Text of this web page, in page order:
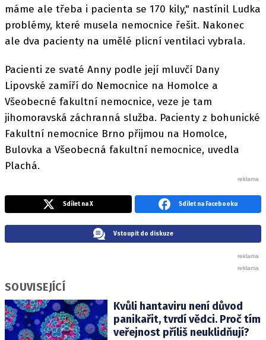
máme ale třeba i pacienta se 170 kily," nastínil Ludka
problémy, které musela nemocnice řešit. Nakonec
ale dva pacienty na umělé plicní ventilaci vybrala.
Pacienti ze svaté Anny podle její mluvčí Dany
Lipovské zamíří do Nemocnice na Homolce a
Všeobecné fakultní nemocnice, veze je tam
jihomoravská záchranná služba. Pacienty z bohunické
Fakultní nemocnice Brno přijmou na Homolce,
Bulovka a Všeobecná fakultní nemocnice, uvedla
Plachá.
Sdílet na X Sdílet na Facebooku
Vstoupit do diskuze
SOUVISEJÍCÍ
Kvůli hantaviru není důvod
panikařit, tvrdí vědci. Proč tím
veřejnost příliš neuklidňují?